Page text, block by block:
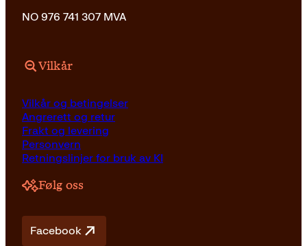
NO 976 741 307 MVA
Vilkår
Vilkår og betingelser
Angrerett og retur
Frakt og levering
Personvern
Retningslinjer for bruk av KI
Følg oss
Facebook